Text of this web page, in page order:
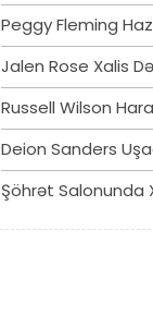
Peggy Fleming
Jalen Rose Xalis
Russell Wilson
Deion Sanders
Şöhrət Salonunda